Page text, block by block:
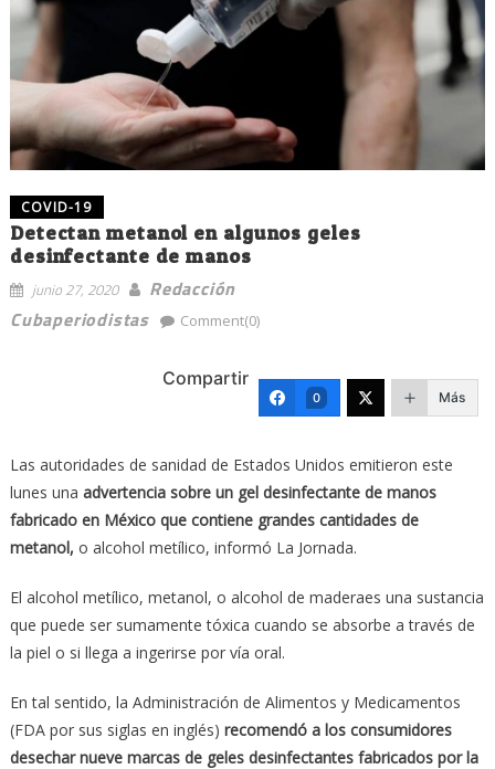
COVID-19
Detectan metanol en algunos geles
desinfectante de manos
junio 27, 2020
Redacción
Cubaperiodistas
Comment(0)
Compartir
0 Más
Las autoridades de sanidad de Estados Unidos emitieron este
lunes una advertencia sobre un gel desinfectante de manos
fabricado en México que contiene grandes cantidades de
metanol, o alcohol metílico, informó La Jornada.
El alcohol metílico, metanol, o alcohol de maderaes una sustancia
que puede ser sumamente tóxica cuando se absorbe a través de
la piel o si llega a ingerirse por vía oral.
En tal sentido, la Administración de Alimentos y Medicamentos
(FDA por sus siglas en inglés) recomendó a los consumidores
desechar nueve marcas de geles desinfectantes fabricados por la